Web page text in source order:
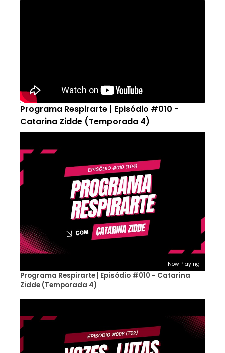
Programa Respirarte | Episódio #010 -
Catarina Zidde (Temporada 4)
Now Playing
Programa Respirarte | Episódio #010 - Catarina
Zidde (Temporada 4)